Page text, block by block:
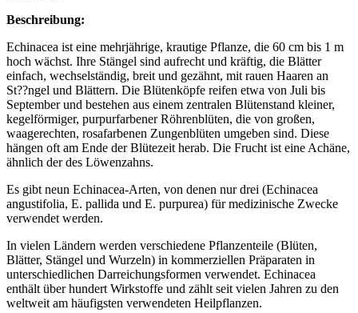
Beschreibung:
Echinacea ist eine mehrjährige, krautige Pflanze, die 60 cm bis 1 m
hoch wächst. Ihre Stängel sind aufrecht und kräftig, die Blätter
einfach, wechselständig, breit und gezähnt, mit rauen Haaren an
St??ngel und Blättern. Die Blütenköpfe reifen etwa von Juli bis
September und bestehen aus einem zentralen Blütenstand kleiner,
kegelförmiger, purpurfarbener Röhrenblüten, die von großen,
waagerechten, rosafarbenen Zungenblüten umgeben sind. Diese
hängen oft am Ende der Blütezeit herab. Die Frucht ist eine Achäne,
ähnlich der des Löwenzahns.
Es gibt neun Echinacea-Arten, von denen nur drei (Echinacea
angustifolia, E. pallida und E. purpurea) für medizinische Zwecke
verwendet werden.
In vielen Ländern werden verschiedene Pflanzenteile (Blüten,
Blätter, Stängel und Wurzeln) in kommerziellen Präparaten in
unterschiedlichen Darreichungsformen verwendet. Echinacea
enthält über hundert Wirkstoffe und zählt seit vielen Jahren zu den
weltweit am häufigsten verwendeten Heilpflanzen.